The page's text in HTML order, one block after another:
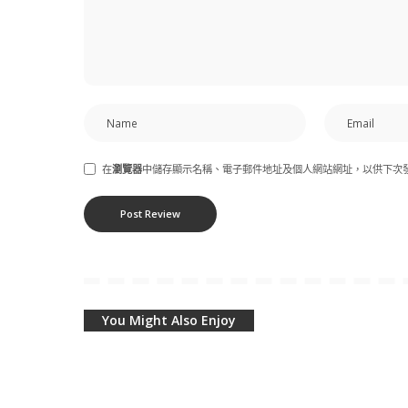
在瀏覽器中儲存顯示名稱、電子郵件地址及個人網站網址，以供下次
You Might Also Enjoy